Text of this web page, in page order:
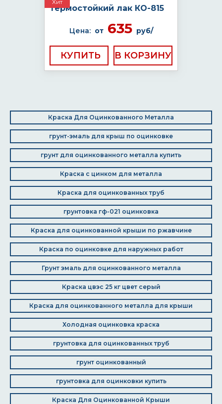
Хит
Термостойкий лак КО-815
Цена: от635 руб/
КУПИТЬ
Краска Для Оцинкованного Металла
грунт-эмаль для крыш по оцинковке
грунт для оцинкованного металла купить
Краска с цинком для металла
Краска для оцинкованных труб
грунтовка гф-021 оцинковка
Краска для оцинкованной крыши по ржавчине
Краска по оцинковке для наружных работ
Грунт эмаль для оцинкованного металла
Краска цвэс 25 кг цвет серый
Краска для оцинкованного металла для крыши
Холодная оцинковка краска
грунтовка для оцинкованных труб
грунт оцинкованный
грунтовка для оцинковки купить
Краска Для Оцинкованной Крыши